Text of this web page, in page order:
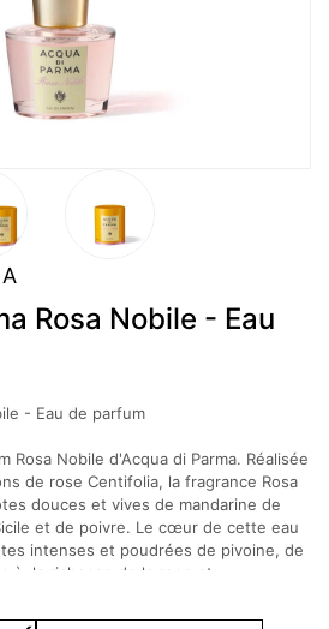
Rosa Nobile - Eau
- Eau de parfum
Rosa Nobile d'Acqua di Parma. Réalisée
de rose Centifolia, la fragrance Rosa
douces et vives de mandarine de
et de poivre. Le cœur de cette eau
intenses et poudrées de pivoine, de
à la richesse de la rose et
bois de cèdre, d'ambre gris et de